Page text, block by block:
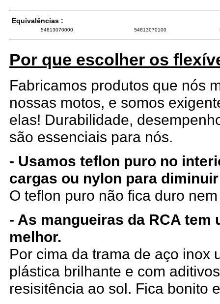
Equivalências :
54813070000 54813070100
Por que escolher os
Fabricamos produtos que nós
nossas motos, e somos
elas! Durabilidade,
são essenciais para nós.
- Usamos teflon puro no
cargas ou nylon para
O teflon puro não fica duro
- As mangueiras da RCA tem
melhor.
Por cima da trama de aço inox
plástica brilhante e com
resisitência ao sol. Fica bonito